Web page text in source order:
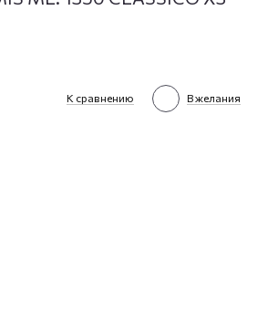
К сравнению В желания